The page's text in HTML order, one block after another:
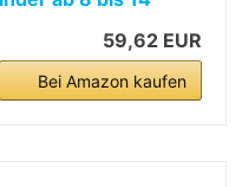
59,62 EUR
Bei Amazon kaufen